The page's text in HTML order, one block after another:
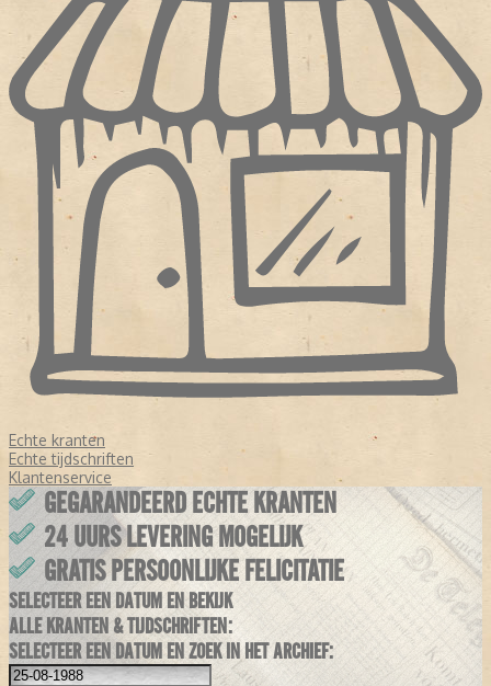
Echte kranten
Echte tijdschriften
Klantenservice
GEGARANDEERD ECHTE KRANTEN
24 UURS LEVERING MOGELIJK
GRATIS PERSOONLIJKE FELICITATIE
SELECTEER EEN DATUM EN BEKIJK
ALLE KRANTEN & TIJDSCHRIFTEN:
SELECTEER EEN DATUM EN ZOEK IN HET ARCHIEF: